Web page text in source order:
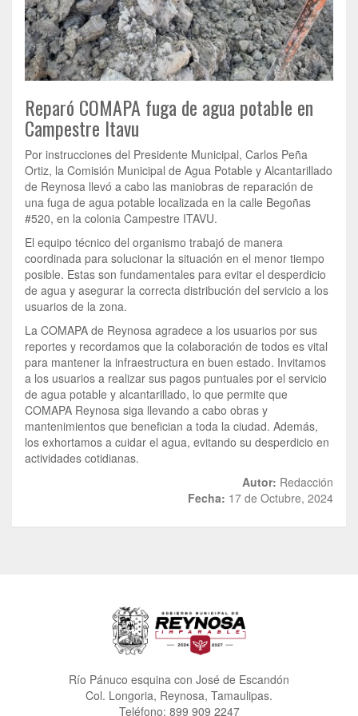
Reparó COMAPA fuga de agua potable en
Campestre Itavu
Por instrucciones del Presidente Municipal, Carlos Peña
Ortiz, la Comisión Municipal de Agua Potable y Alcantarillado
de Reynosa llevó a cabo las maniobras de reparación de
una fuga de agua potable localizada en la calle Begoñas
#520, en la colonia Campestre ITAVU.
El equipo técnico del organismo trabajó de manera
coordinada para solucionar la situación en el menor tiempo
posible. Estas son fundamentales para evitar el desperdicio
de agua y asegurar la correcta distribución del servicio a los
usuarios de la zona.
La COMAPA de Reynosa agradece a los usuarios por sus
reportes y recordamos que la colaboración de todos es vital
para mantener la infraestructura en buen estado. Invitamos
a los usuarios a realizar sus pagos puntuales por el servicio
de agua potable y alcantarillado, lo que permite que
COMAPA Reynosa siga llevando a cabo obras y
mantenimientos que benefician a toda la ciudad. Además,
los exhortamos a cuidar el agua, evitando su desperdicio en
actividades cotidianas.
Autor: Redacción
Fecha: 17 de Octubre, 2024
Río Pánuco esquina con José de Escandón
Col. Longoria, Reynosa, Tamaulipas.
Teléfono: 899 909 2247